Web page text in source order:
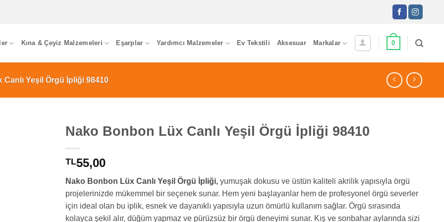
Kına & Çeyiz Malzemeleri Eşarplar Yardımcı Malzemeler Ev Tekstili Aksesuar Markalar 0
Yeşil Örgü İpliği 98410
Nako Bonbon Lüx Canlı Yeşil Örgü İpliği 98410
TL55,00
Nako Bonbon Lüx Canlı Yeşil Örgü İpliği,yumuşak dokusu ve üstün kaliteli akrilik yapısıyla örgü
projelerinizde mükemmel bir seçenek sunar. Hem yeni başlayanlar hem de profesyonel örgü severler
için ideal olan bu iplik, esnek ve dayanıklı yapısıyla uzun ömürlü kullanım sağlar. Örgü sırasında
kolayca şekil alır, düğüm yapmaz ve pürüzsüz bir örgü deneyimi sunar. Kış ve sonbahar aylarında sizi